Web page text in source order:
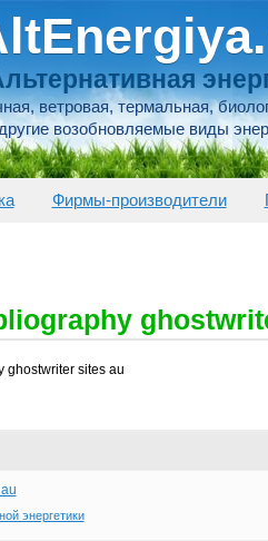
ветровая, термальная,
другие возобновляемые виды
Фирмы-производители
ghostwriter sites au
энергетики